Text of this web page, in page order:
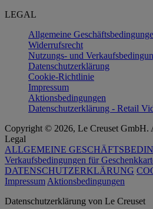
LEGAL
Allgemeine
Widerrufsrecht
Nutzungs- und
Datenschutzerklärung
Cookie-Richtlinie
Impressum
Aktionsbedingungen
Datenschutzerklärung - Retail
Copyright © 2026, Le Creuset GmbH.
Legal
ALLGEMEINE
Verkaufsbedingungen für
DATENSCHUTZERKLÄRUNG
Impressum Aktionsbedingungen
Datenschutz­erklärung von Le Creuset